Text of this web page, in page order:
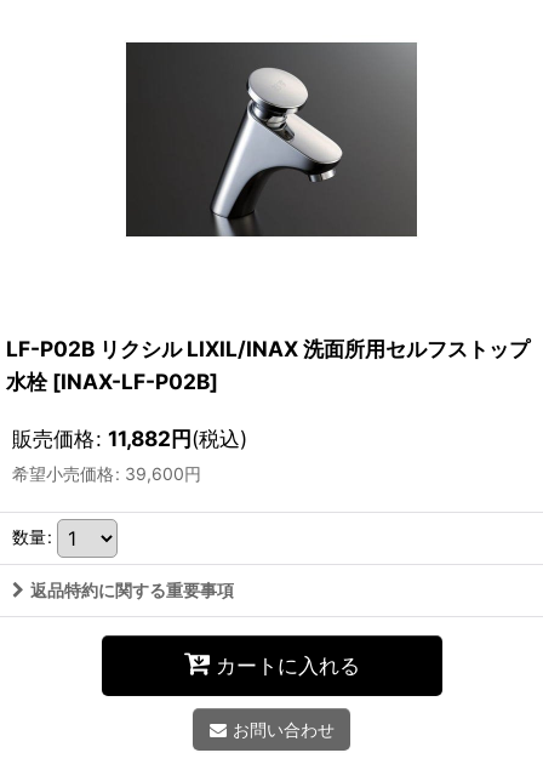
LF-P02B リクシル LIXIL/INAX 洗面所用セルフストップ
水栓 [INAX-LF-P02B]
販売価格: 11,882円(税込)
希望小売価格: 39,600円
数量:
返品特約に関する重要事項
カートに入れる
お問い合わせ